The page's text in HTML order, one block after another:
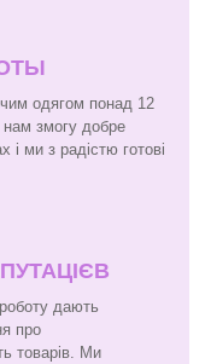
одягом понад 12
нам змогу добре
і ми з радістю готові
дають
про
товарів. Ми